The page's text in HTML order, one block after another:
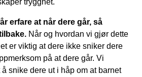
erfare at når dere går, så
Når og hvordan vi gjør dette
er viktig at dere ikke sniker dere
på at dere går. Vi
snike dere ut i håp om at barnet